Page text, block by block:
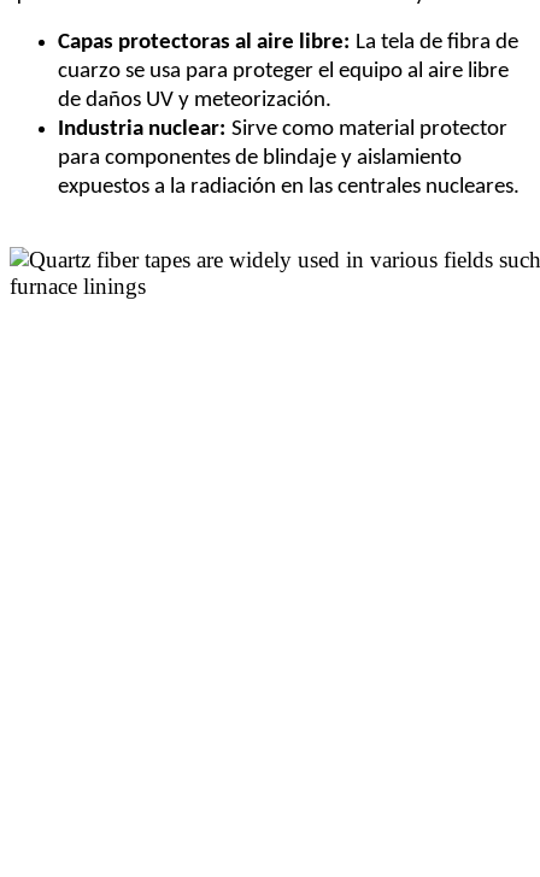
Capas protectoras al aire libre: La tela de fibra de
cuarzo se usa para proteger el equipo al aire libre
de daños UV y meteorización.
Industria nuclear: Sirve como material protector
para componentes de blindaje y aislamiento
expuestos a la radiación en las centrales nucleares.